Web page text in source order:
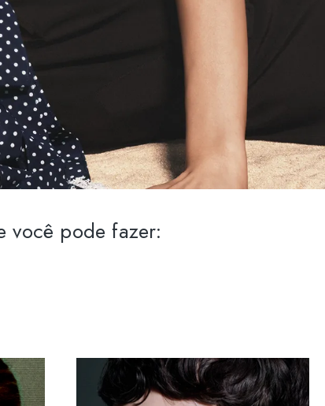
você pode fazer: